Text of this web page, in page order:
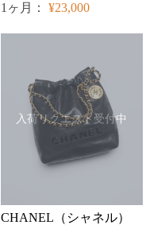
1ヶ月： ¥23,000
入荷リクエスト受付中
CHANEL（シャネル）